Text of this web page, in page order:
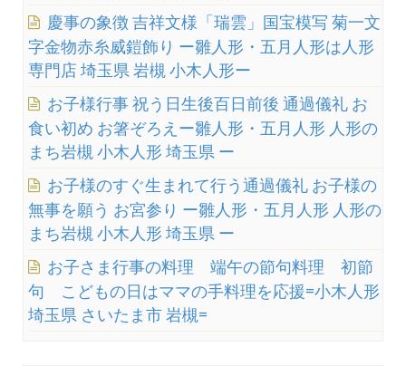
慶事の象徴 吉祥文様「瑞雲」国宝模写 菊一文
字金物赤糸威鎧飾り ー雛人形・五月人形は人形
専門店 埼玉県 岩槻 小木人形ー
お子様行事 祝う日生後百日前後 通過儀礼 お
食い初め お箸ぞろえー雛人形・五月人形 人形の
まち岩槻 小木人形 埼玉県 ー
お子様のすぐ生まれて行う通過儀礼 お子様の
無事を願う お宮参り ー雛人形・五月人形 人形の
まち岩槻 小木人形 埼玉県 ー
お子さま行事の料理 端午の節句料理 初節
句 こどもの日はママの手料理を応援=小木人形
埼玉県 さいたま市 岩槻=